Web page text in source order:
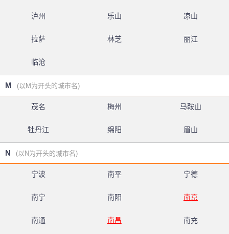
泸州 乐山 凉山
拉萨 林芝 丽江
临沧
M (以M为开头的城市名)
茂名 梅州 马鞍山
牡丹江 绵阳 眉山
N (以N为开头的城市名)
宁波 南平 宁德
南宁 南阳 南京
南通 南昌 南充